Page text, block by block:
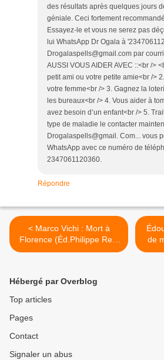
des résultats après quelques jours
géniale. Ceci fortement
Essayez-le et vous ne serez pas
lui WhatsApp Dr Ogala à
Drogalaspells@gmail.com par
AUSSI VOUS AIDER AVEC ::<br />
petit ami ou votre petite amie<br />
votre femme<br /> 3. Gagnez la
les bureaux<br /> 4. Vous aider à
avez besoin d’un enfant<br /> 5.
type de maladie le contacter
Drogalaspells@gmail. Com... vous
WhatsApp avec ce numéro de
2347061120360.
Répondre
< Marco Vichi : Mort à
Florence (Éd.Philippe Rey,
2017)
de
Hébergé par Overblog
Top articles
Pages
Contact
Signaler un abus